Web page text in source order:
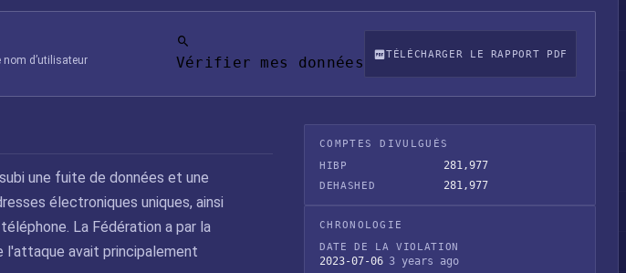
nom d’utilisateur
Vérifier mes données TÉLÉCHARGER LE RAPPORT PDF
une fuite de données et une
électroniques uniques, ainsi
La Fédération a par la
l'attaque avait principalement
COMPTES DIVULGUÉS
HIBP
281,977
DEHASHED 281,977
CHRONOLOGIE
DATE DE LA VIOLATION
2023-07-06 3 years ago